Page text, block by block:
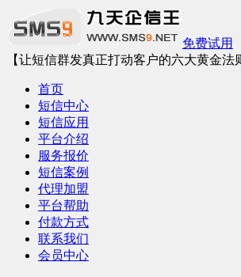
免费试用
【让短信群发真正打动客户的六大黄金法
首页
短信中心
短信应用
平台介绍
服务报价
短信案例
代理加盟
平台帮助
付款方式
联系我们
会员中心